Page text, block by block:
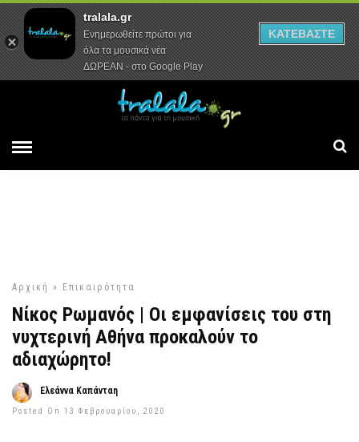
Αρχική Συνεντεύξεις Ρεπορτάζ
Αρχική » Επικαιρότητα
Νίκος Ρωμανός | Οι εμφανίσεις του στη
νυχτερινή Αθήνα προκαλούν το
αδιαχώρητο!
Ελεάννα Καπάνταη
Posted On 13 Φεβρουαρίου, 2020
tralala.gr
Ενημερωθείτε πρώτοι για
όλα τα μουσικά νέα
ΔΩΡΕΑΝ - στο Google Play
ΚΑΤΕΒΑΣΤΕ